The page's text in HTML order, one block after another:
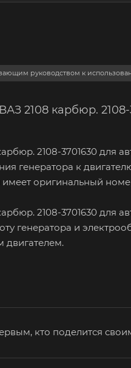
руководством к
2108 карбюр.
2108-3701630 для
генератора к
оригинальный
2108-3701630 для
генератора и
двигателем.
кто поделится